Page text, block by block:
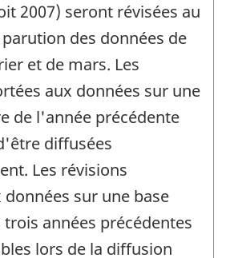
2007) seront révisées au
des données de
et de mars. Les
aux données sur une
de l'année précédente
diffusées
Les révisions
sur une base
années précédentes
lors de la diffusion